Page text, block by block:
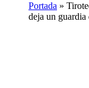
Portada »
deja un guardia